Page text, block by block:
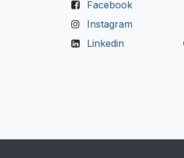
Facebook
Instagram
Linkedin